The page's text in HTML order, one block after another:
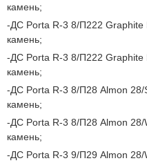
камень;
ДС Porta R-3 8/П222 Graphite
камень;
ДС Porta R-3 8/П222 Graphite
камень;
ДС Porta R-3 8/П28 Almon
камень;
ДС Porta R-3 8/П28 Almon
камень;
ДС Porta R-3 9/П29 Almon